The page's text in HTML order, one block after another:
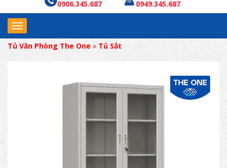
0906.345.687 0949.345.687
Tủ Văn Phòng The One » Tủ Sắt